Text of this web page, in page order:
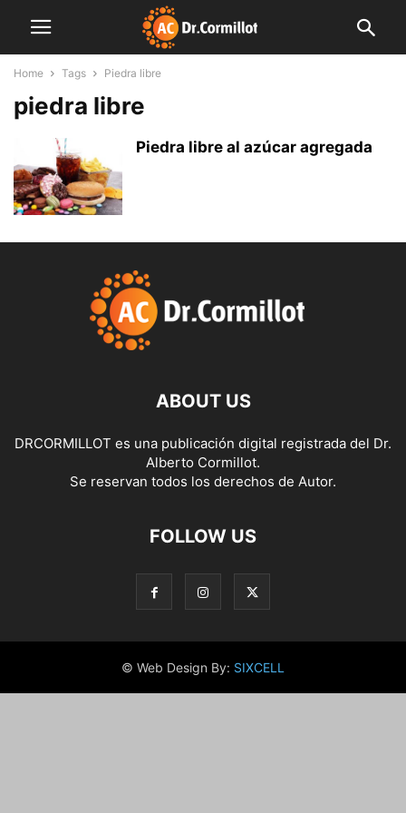
Home Tags Piedra libre
piedra libre
Piedra libre al azúcar agregada
ABOUT US
DRCORMILLOT es una publicación digital registrada del Dr.
Alberto Cormillot.
Se reservan todos los derechos de Autor.
FOLLOW US
© Web Design By: SIXCELL